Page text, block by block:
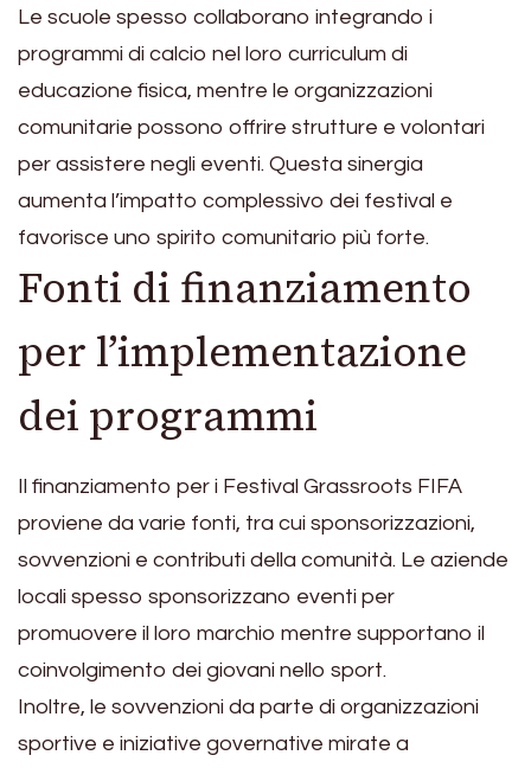
Le scuole spesso collaborano integrando i
programmi di calcio nel loro curriculum di
educazione fisica, mentre le organizzazioni
comunitarie possono offrire strutture e volontari
per assistere negli eventi. Questa sinergia
aumenta l’impatto complessivo dei festival e
favorisce uno spirito comunitario più forte.
Fonti di finanziamento
per l’implementazione
dei programmi
Il finanziamento per i Festival Grassroots FIFA
proviene da varie fonti, tra cui sponsorizzazioni,
sovvenzioni e contributi della comunità. Le aziende
locali spesso sponsorizzano eventi per
promuovere il loro marchio mentre supportano il
coinvolgimento dei giovani nello sport.
Inoltre, le sovvenzioni da parte di organizzazioni
sportive e iniziative governative mirate a